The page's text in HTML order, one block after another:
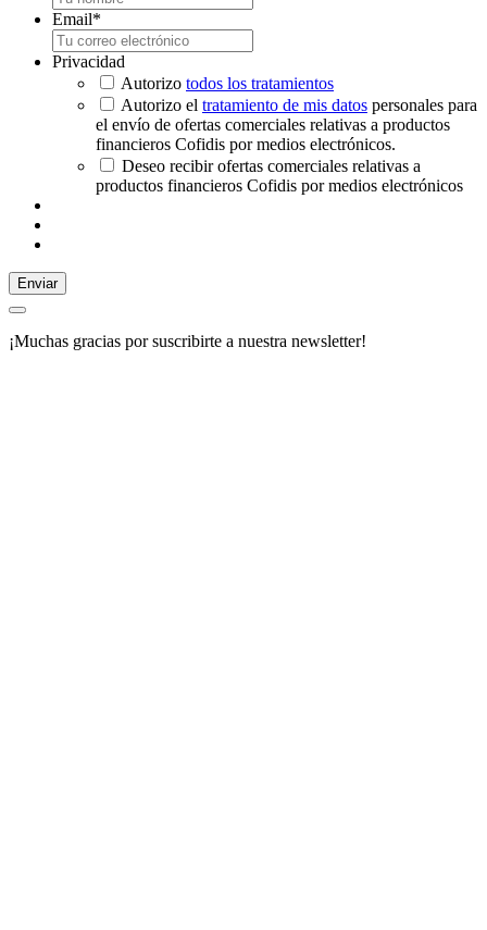
Email*
Privacidad
Autorizo todos los tratamientos
Autorizo el tratamiento de mis datos personales para
el envío de ofertas comerciales relativas a productos
financieros Cofidis por medios electrónicos.
Deseo recibir ofertas comerciales relativas a
productos financieros Cofidis por medios electrónicos
Enviar
¡Muchas gracias por suscribirte a nuestra newsletter!